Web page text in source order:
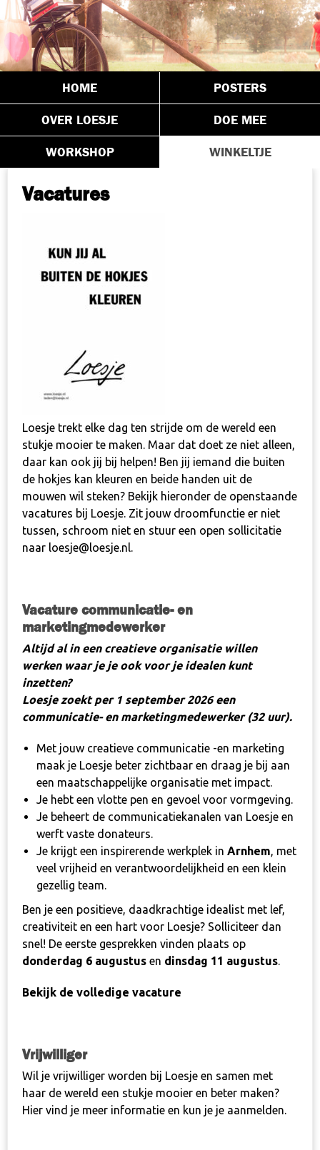
HOME POSTERS
OVER LOESJE DOE MEE
WORKSHOP WINKELTJE
Vacatures
Loesje trekt elke dag ten strijde om de wereld een
stukje mooier te maken. Maar dat doet ze niet alleen,
daar kan ook jij bij helpen! Ben jij iemand die buiten
de hokjes kan kleuren en beide handen uit de
mouwen wil steken? Bekijk hieronder de openstaande
vacatures bij Loesje. Zit jouw droomfunctie er niet
tussen, schroom niet en stuur een open sollicitatie
naar loesje@loesje.nl.
Vacature communicatie- en
marketingmedewerker
Altijd al in een creatieve organisatie willen
werken waar je je ook voor je idealen kunt
inzetten?
Loesje zoekt per 1 september 2026een
communicatie- en marketingmedewerker (32 uur).
Met jouw creatieve communicatie -en marketing
maak je Loesje beter zichtbaar en draag je bij aan
een maatschappelijke organisatie met impact.
Je hebt een vlotte pen en gevoel voor vormgeving.
Je beheert de communicatiekanalen van Loesje en
werft vaste donateurs.
Je krijgt een inspirerende werkplek in Arnhem, met
veel vrijheid en verantwoordelijkheid en een klein
gezellig team.
Ben je een positieve, daadkrachtige idealist met lef,
creativiteit en een hart voor Loesje? Solliciteer dan
snel! De eerste gesprekken vinden plaats op
donderdag 6 augustus en dinsdag 11 augustus.
Bekijk de volledige vacature
Vrijwilliger
Wil je vrijwilliger worden bij Loesje en samen met
haar de wereld een stukje mooier en beter maken?
Hier vind je meer informatie en kun je je aanmelden.